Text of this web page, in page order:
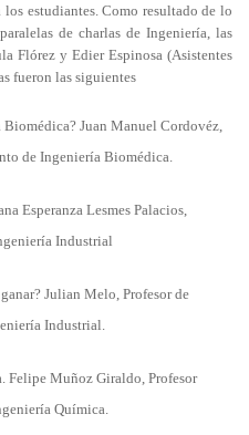
los estudiantes. Como resultado de lo
de charlas de Ingeniería, las
Flórez y Edier Espinosa (Asistentes
fueron las siguientes
Biomédica? Juan Manuel Cordovéz,
de Ingeniería Biomédica.
Esperanza Lesmes Palacios,
Industrial
Julian Melo, Profesor de
Industrial.
Felipe Muñoz Giraldo, Profesor
Química.